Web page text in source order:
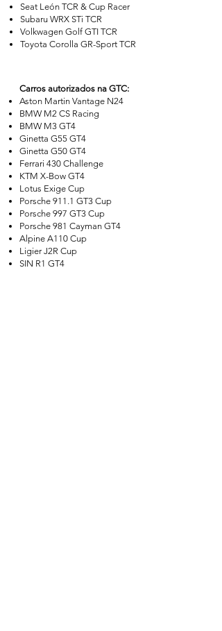
Seat León TCR & Cup Racer
Subaru WRX STi TCR
Volkwagen Golf GTI TCR
Toyota Corolla GR-Sport TCR
Carros autorizados na GTC:
Aston Martin Vantage N24
BMW M2 CS Racing
BMW M3 GT4
Ginetta G55 GT4
Ginetta G50 GT4
Ferrari 430 Challenge
KTM X-Bow GT4
Lotus Exige Cup
Porsche 911.1 GT3 Cup
Porsche 997 GT3 Cup
Porsche 981 Cayman GT4
Alpine A110 Cup
Ligier J2R Cup
SIN R1 GT4